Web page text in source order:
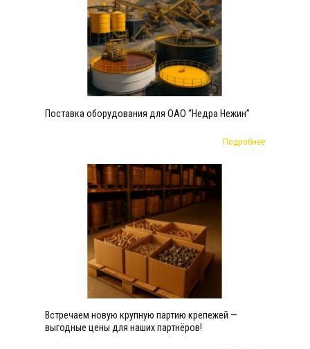
Поставка оборудования для ОАО “Недра Нежин”
Подробнее
Встречаем новую крупную партию крепежей —
выгодные цены для наших партнёров!